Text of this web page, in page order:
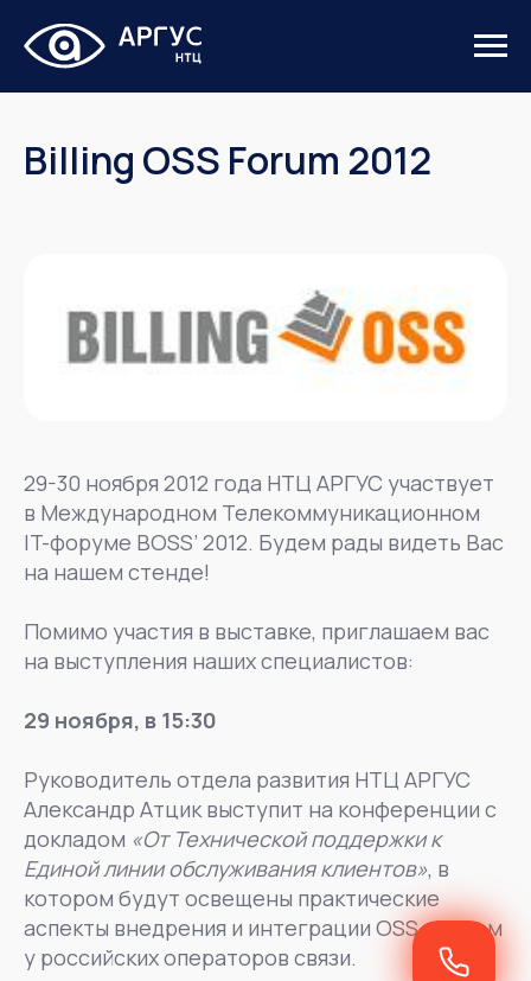
Billing OSS Forum 2012
29-30 ноября 2012 года НТЦ АРГУС участвует
в Международном Телекоммуникационном
IT-форуме BOSS’ 2012. Будем рады видеть Вас
на нашем стенде!
Помимо участия в выставке, приглашаем вас
на выступления наших специалистов:
29 ноября, в 15:30
Руководитель отдела развития НТЦ АРГУС
Александр Атцик выступит на конференции с
докладом «От Технической поддержки к
Единой линии обслуживания клиентов», в
котором будут освещены практические
аспекты внедрения и интеграции OSS-систем
у российских операторов связи.